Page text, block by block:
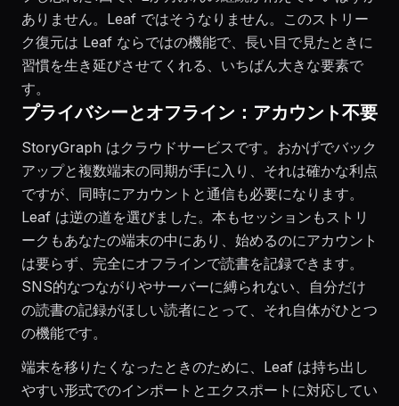
ありません。Leaf ではそうなりません。このストリー
ク復元は Leaf ならではの機能で、長い目で見たときに
習慣を生き延びさせてくれる、いちばん大きな要素で
す。
プライバシーとオフライン：アカウント不要
StoryGraph はクラウドサービスです。おかげでバック
アップと複数端末の同期が手に入り、それは確かな利点
ですが、同時にアカウントと通信も必要になります。
Leaf は逆の道を選びました。本もセッションもストリ
ークもあなたの端末の中にあり、始めるのにアカウント
は要らず、完全にオフラインで読書を記録できます。
SNS的なつながりやサーバーに縛られない、自分だけ
の読書の記録がほしい読者にとって、それ自体がひとつ
の機能です。
端末を移りたくなったときのために、Leaf は持ち出し
やすい形式でのインポートとエクスポートに対応してい